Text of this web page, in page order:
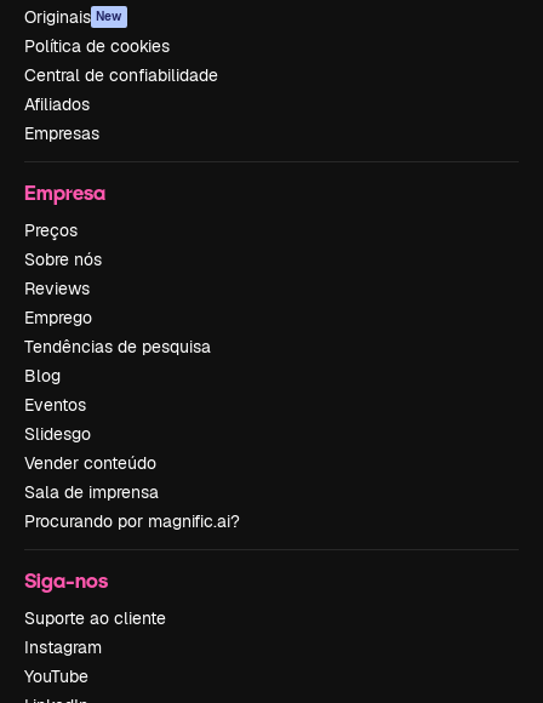
Originais New
Política de cookies
Central de confiabilidade
Afiliados
Empresas
Empresa
Preços
Sobre nós
Reviews
Emprego
Tendências de pesquisa
Blog
Eventos
Slidesgo
Vender conteúdo
Sala de imprensa
Procurando por magnific.ai?
Siga-nos
Suporte ao cliente
Instagram
YouTube